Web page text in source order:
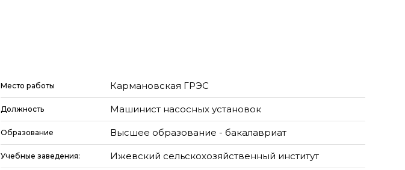
Место работы Кармановская ГРЭС
Должность Машинист насосных установок
Образование Высшее образование - бакалавриат
Учебные заведения: Ижевский сельскохозяйственный институт